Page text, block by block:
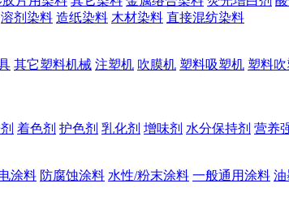
溶剂染料 造纸染料 木材染料 直接混纺染料
其它塑料机械 注塑机 吹膜机 塑料吸塑机 塑料
着色剂 护色剂 乳化剂 增味剂 水分保持剂 营养
涂料 防腐蚀涂料 水性/粉末涂料 一般通用涂料 油